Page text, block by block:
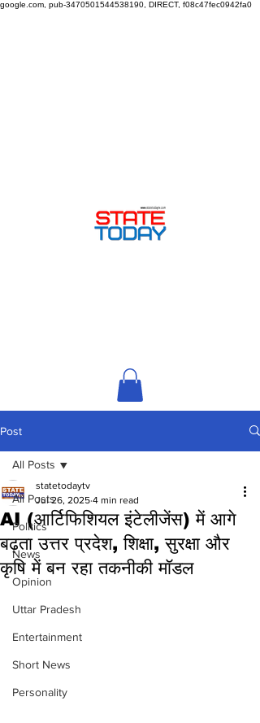
google.com, pub-3470501544538190, DIRECT, f08c47fec0942fa0
Post
All Posts
Politics
News
Opinion
Uttar Pradesh
Entertainment
Short News
Personality
All Posts
AI (आर्टिफिशियल इंटेलीजेंस) में आगे
बढ़ता उत्तर प्रदेश, शिक्षा, सुरक्षा और
कृषि में बन रहा तकनीकी मॉडल
statetodaytv
Jul 26, 2025 4 min read